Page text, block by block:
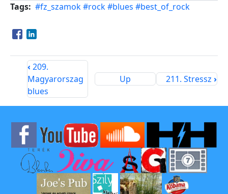
Tags #fz_szamok#rock#blues #best_of_rock
Opens in a new window
Opens in a new window
‹ 209.
Magyarorszag
blues
Up 211. Stressz›